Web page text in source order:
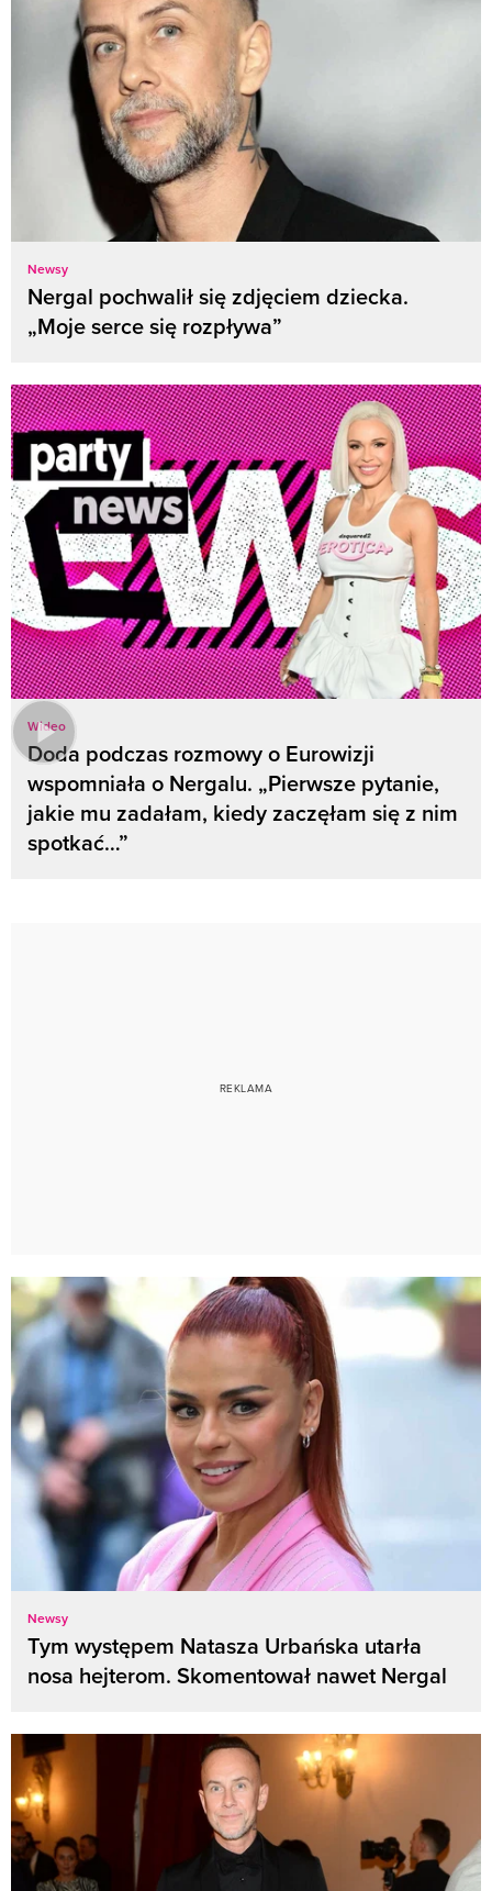
Newsy
Nergal pochwalił się zdjęciem dziecka.
„Moje serce się rozpływa”
Wideo
Doda podczas rozmowy o Eurowizji
wspomniała o Nergalu. „Pierwsze pytanie,
jakie mu zadałam, kiedy zaczęłam się z nim
spotkać…”
Newsy
Tym występem Natasza Urbańska utarła
nosa hejterom. Skomentował nawet Nergal